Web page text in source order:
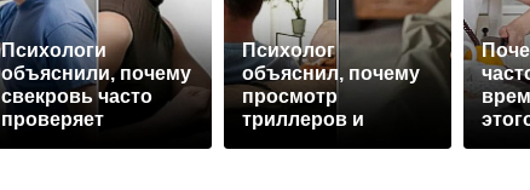
Психологи
объяснили, почему
свекровь часто
проверяет
Психолог
объяснил, почему
просмотр
триллеров и